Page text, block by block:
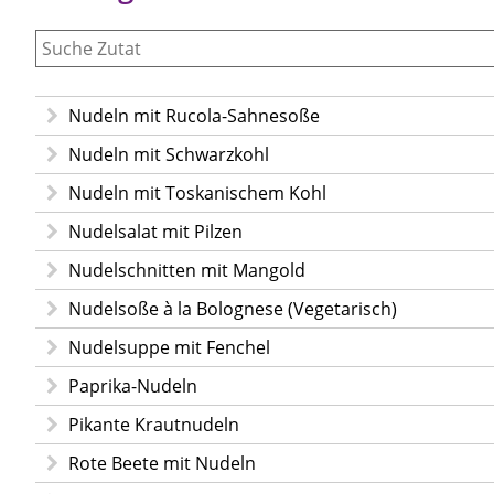
Nudeln mit Rucola-Sahnesoße
Nudeln mit Schwarzkohl
Nudeln mit Toskanischem Kohl
Nudelsalat mit Pilzen
Nudelschnitten mit Mangold
Nudelsoße à la Bolognese (Vegetarisch)
Nudelsuppe mit Fenchel
Paprika-Nudeln
Pikante Krautnudeln
Rote Beete mit Nudeln